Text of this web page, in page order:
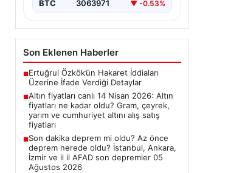
BTC 3063971 ▼ -0.53%
Son Eklenen Haberler
■Ertuğrul Özkök’ün Hakaret İddiaları
Üzerine İfade Verdiği Detaylar
■Altın fiyatları canlı 14 Nisan 2026: Altın
fiyatları ne kadar oldu? Gram, çeyrek,
yarım ve cumhuriyet altını alış satış
fiyatları
■Son dakika deprem mi oldu? Az önce
deprem nerede oldu? İstanbul, Ankara,
İzmir ve il il AFAD son depremler 05
Ağustos 2026